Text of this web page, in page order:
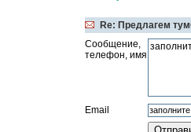
Re: Предлагем
Сообщение,
телефон, имя
Email